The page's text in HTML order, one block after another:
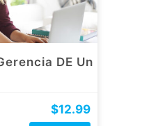
DE Un
$12.99